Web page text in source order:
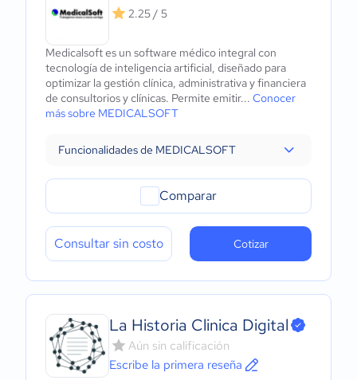
2.25 / 5
Medicalsoft es un software médico integral con
tecnología de inteligencia artificial, diseñado para
optimizar la gestión clínica, administrativa y financiera
de consultorios y clínicas. Permite emitir... Conocer
más sobre MEDICALSOFT
Funcionalidades de MEDICALSOFT
Comparar
Consultar sin costo Cotizar
La Historia Clinica Digital
Aún sin calificación
Escribe la primera reseña